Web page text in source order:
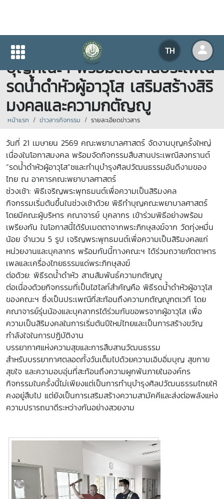
TH
คณะพยาบาลศาสตร์ จัดพิธีทำ
บุญคณะฯ พร้อมสืบสานประเพณี
รดน้ำดำหัวผู้อาวุโส เสริมสร้างสิริ
มงคลและความกตัญญู
หน้าแรก ข่าวสารกิจกรรม รายละเอียดข่าวสาร
วันที่ 21 เมษายน 2569 คณะพยาบาลศาสตร์ จัดงานบุญครั้งใหญ่
เนื่องในโอกาสมงคล พร้อมจัดกิจกรรมสืบสานประเพณีสงกรานต์
“รดน้ำดำหัวผู้อาวุโส”ชและทำนุบำรุงศิลปวัฒนธรรมอันดีงามของ
ไทย ณ อาคารคณะพยาบาลศาสตร์
ช่วงเช้า: พิธีเจริญพระพุทธมนต์เพื่อความเป็นสิริมงคล
กิจกรรมเริ่มต้นขึ้นในช่วงเช้าด้วย พิธีทำบุญคณะพยาบาลศาสตร์
โดยมีคณะผู้บริหาร คณาจารย์ บุคลากร เข้าร่วมพิธีอย่างพร้อม
เพรียงกัน ในโอกาสนี้ได้รับเมตตาจากพระภิกษุสงฆ์จาก วัดทุ่งหมื่น
น้อย จำนวน 5 รูป เจริญพระพุทธมนต์เพื่อความเป็นสิริมงคลแก่
หน่วยงานและบุคลากร พร้อมกันนี้ทางคณะฯ ได้ร่วมถวายภัตตาหาร
เพลและเครื่องไทยธรรมแด่พระภิกษุสงฆ์
ต่อด้วย: พิธีรดน้ำดำหัว สานสัมพันธ์ความกตัญญู
ต่อเนื่องด้วยกิจกรรมที่เป็นไฮไลท์สำคัญคือ พิธีรดน้ำดำหัวผู้อาวุโส
ของคณะฯ ซึ่งเป็นประเพณีที่สะท้อนถึงความกตัญญูกตเวที โดย
คณาจารย์รุ่นน้องและบุคลากรได้ร่วมกันขอพรจากผู้อาวุโส เพื่อ
ความเป็นสิริมงคลในการเริ่มต้นปีใหม่ไทยและเป็นการสร้างขวัญ
กำลังใจในการปฏิบัติงาน
บรรยากาศแห่งความสุขและการสืบสานวัฒนธรรม
สำหรับบรรยากาศตลอดทั้งวันเต็มไปด้วยความเอิบอิ่มบุญ สุขกาย
สุขใจ และความอบอุ่นที่สะท้อนถึงความผูกพันภายในองค์กร
กิจกรรมในครั้งนี้ไม่เพียงแต่เป็นการทำนุบำรุงศิลปวัฒนธรรมไทยให้
คงอยู่สืบไป แต่ยังเป็นการเสริมสร้างความสามัคคีและส่งต่อพลังแห่ง
ความปรารถนาดีระหว่างกันอย่างสวยงาม